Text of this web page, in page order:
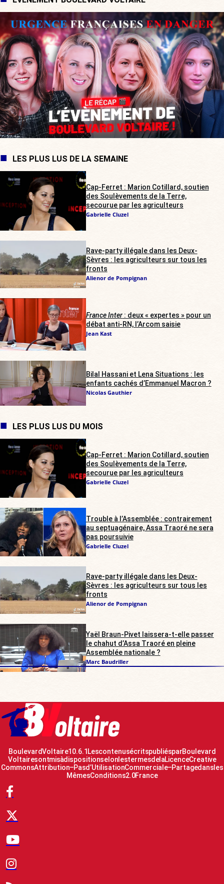
LES PLUS LUS DE LA SEMAINE
Cap-Ferret : Marion Cotillard, soutien
des Soulèvements de la Terre,
secourue par les agriculteurs
Gabrielle Cluzel
Rave-party illégale dans les Deux-
Sèvres : les agriculteurs sur tous les
fronts
Alienor de Pompignan
France Inter: deux « expertes » pour un
débat anti-RN, l’Arcom saisie
Jean Kast
Bilal Hassani et Lena Situations : les
enfants cachés d’Emmanuel Macron ?
Nicolas Gauthier
LES PLUS LUS DU MOIS
Cap-Ferret : Marion Cotillard, soutien
des Soulèvements de la Terre,
secourue par les agriculteurs
Gabrielle Cluzel
Trouble à l’Assemblée : contrairement
au septuagénaire, Assa Traoré ne sera
pas poursuivie
Gabrielle Cluzel
Rave-party illégale dans les Deux-
Sèvres : les agriculteurs sur tous les
fronts
Alienor de Pompignan
Yaël Braun-Pivet laissera-t-elle passer
le chahut d’Assa Traoré en pleine
Assemblée nationale ?
Marc Baudriller
Boulevard Voltaire 10.6.1 Les contenus écrits publiés par Boulevard
Voltaire sont mis à disposition selon les termes de la Licence Creative
Commons Attribution – Pas d’Utilisation Commerciale – Partage dans les
Mêmes Conditions 2.0 France